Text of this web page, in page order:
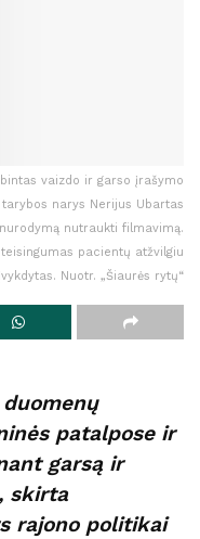
vaizdo ir garso įrašymo
narys Nerijus Ubartas
nutraukti filmavimą.
pacientų atžvilgiu
įvykdytas. Nuotr. „Šiaurės rytų“
patalpose ir
garsą ir
skirta
rajono politikai